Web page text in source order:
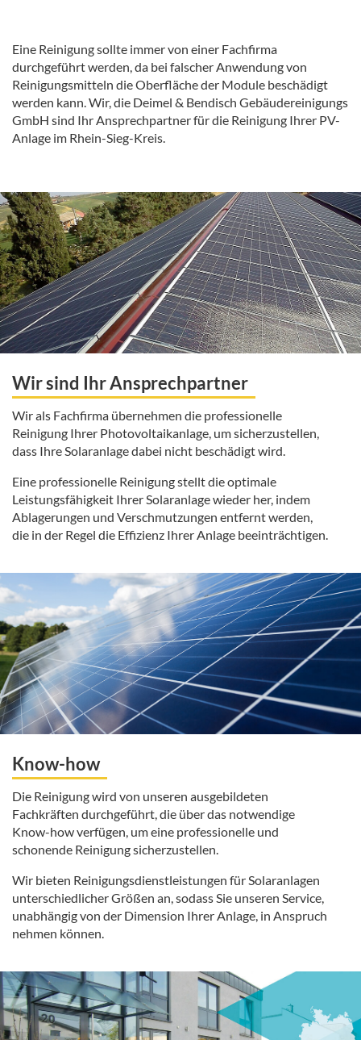
Eine Reinigung sollte immer von einer Fachfirma
durchgeführt werden, da bei falscher Anwendung von
Reinigungsmitteln die Oberfläche der Module beschädigt
werden kann. Wir, die Deimel & Bendisch Gebäudereinigungs
GmbH sind Ihr Ansprechpartner für die Reinigung Ihrer PV-
Anlage im Rhein-Sieg-Kreis.
Wir sind Ihr Ansprechpartner
Wir als Fachfirma übernehmen die professionelle
Reinigung Ihrer Photovoltaikanlage, um sicherzustellen,
dass Ihre Solaranlage dabei nicht beschädigt wird.
Eine professionelle Reinigung stellt die optimale
Leistungsfähigkeit Ihrer Solaranlage wieder her, indem
Ablagerungen und Verschmutzungen entfernt werden,
die in der Regel die Effizienz Ihrer Anlage beeinträchtigen.
Know-how
Die Reinigung wird von unseren ausgebildeten
Fachkräften durchgeführt, die über das notwendige
Know-how verfügen, um eine professionelle und
schonende Reinigung sicherzustellen.
Wir bieten Reinigungsdienstleistungen für Solaranlagen
unterschiedlicher Größen an, sodass Sie unseren Service,
unabhängig von der Dimension Ihrer Anlage, in Anspruch
nehmen können.